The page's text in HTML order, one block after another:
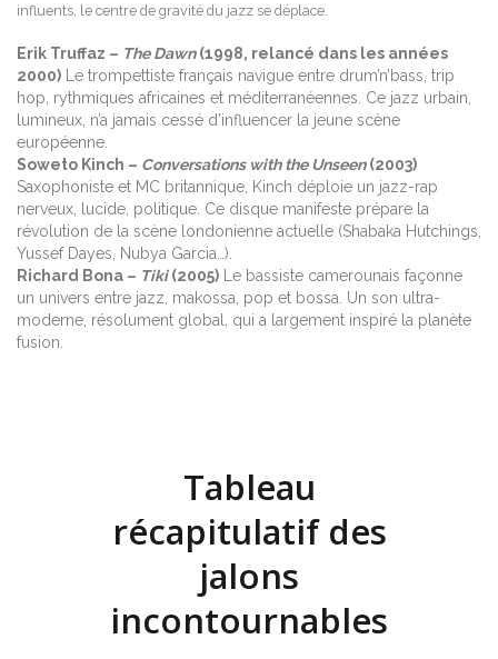
influents, le centre de gravité du jazz se déplace.
Erik Truffaz – The Dawn(1998, relancé dans les années
2000) Le trompettiste français navigue entre drum’n’bass, trip
hop, rythmiques africaines et méditerranéennes. Ce jazz urbain,
lumineux, n’a jamais cessé d’influencer la jeune scène
européenne.
Soweto Kinch – Conversations with the Unseen(2003)
Saxophoniste et MC britannique, Kinch déploie un jazz-rap
nerveux, lucide, politique. Ce disque manifeste prépare la
révolution de la scène londonienne actuelle (Shabaka Hutchings,
Yussef Dayes, Nubya Garcia…).
Richard Bona – Tiki(2005) Le bassiste camerounais façonne
un univers entre jazz, makossa, pop et bossa. Un son ultra-
moderne, résolument global, qui a largement inspiré la planète
fusion.
Tableau
récapitulatif des
jalons
incontournables